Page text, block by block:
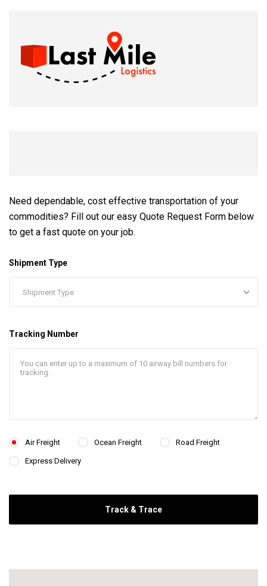
Need dependable, cost effective transportation of your
commodities? Fill out our easy Quote Request Form below
to get a fast quote on your job.
Shipment Type
Tracking Number
Air Freight Ocean Freight Road Freight
Express Delivery